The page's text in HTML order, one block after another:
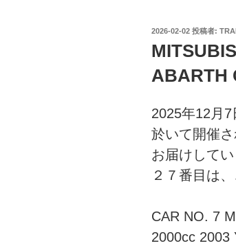
投
日:
2026-02-02 投稿者:
ABARTH
2025年12月
於いて開催
お届けしてい
２７番目は
CAR NO. 7
2000cc 2003